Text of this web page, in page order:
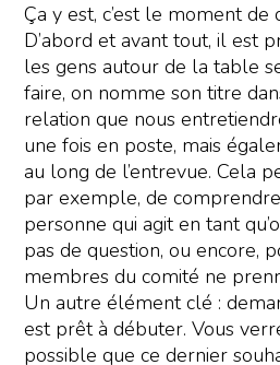
Ça y est, c’est le moment de
D’abord et avant tout, il est
les gens autour de la table
faire, on nomme son titre
relation que nous
une fois en poste, mais
au long de l’entrevue. Cela
par exemple, de
personne qui agit en tant
pas de question, ou encore,
membres du comité ne
Un autre élément clé :
est prêt à débuter. Vous
possible que ce dernier